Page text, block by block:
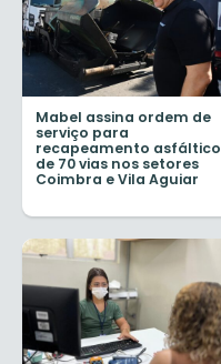
Mabel assina ordem de
serviço para
recapeamento asfáltico
de 70 vias nos setores
Coimbra e Vila Aguiar